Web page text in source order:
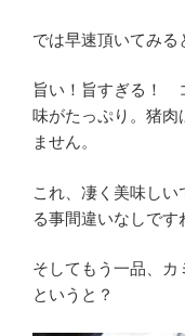
では早速頂いてみる
旨い！旨すぎる！
味がたっぷり。猪肉
ません。
これ、凄く美味し
る事間違いなしです
そしてもう一品、
というと？